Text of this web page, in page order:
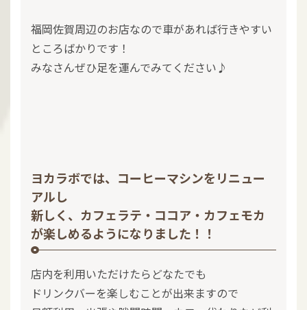
福岡佐賀周辺のお店なので車があれば行きやすい
ところばかりです！
みなさんぜひ足を運んでみてください♪
ヨカラボでは、コーヒーマシンをリニュー
アルし
新しく、カフェラテ・ココア・カフェモカ
が楽しめるようになりました！！
店内を利用いただけたらどなたでも
ドリンクバーを楽しむことが出来ますので